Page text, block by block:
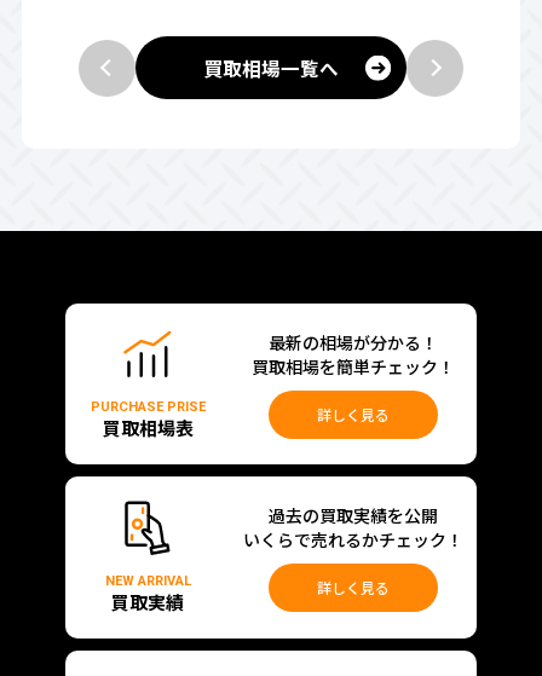
買取相場一覧へ
PURCHASE PRISE
買取相場表
最新の相場が分かる！
買取相場を簡単チェック！
詳しく見る
NEW ARRIVAL
買取実績
過去の買取実績を公開
いくらで売れるかチェック！
詳しく見る